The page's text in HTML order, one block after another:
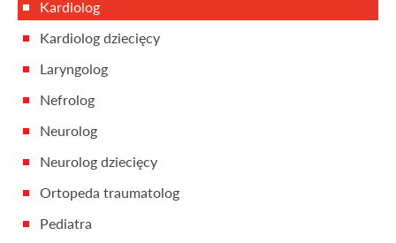
Kardiolog
Kardiolog dziecięcy
Laryngolog
Nefrolog
Neurolog
Neurolog dziecięcy
Ortopeda traumatolog
Pediatra